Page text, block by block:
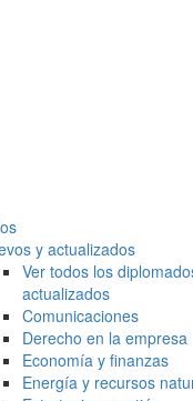
y actualizados
Ver todos los
actualizados
Comunicaciones
Derecho en la empresa
Economía y finanzas
Energía y recursos